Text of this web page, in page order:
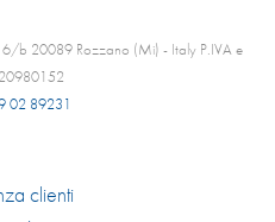
b 20089 Rozzano (Mi) - Italy P.IVA e
02 89231
clienti